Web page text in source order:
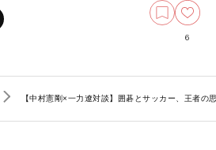
6
【中村憲剛×一力遼対談】囲碁とサッカー、王者の